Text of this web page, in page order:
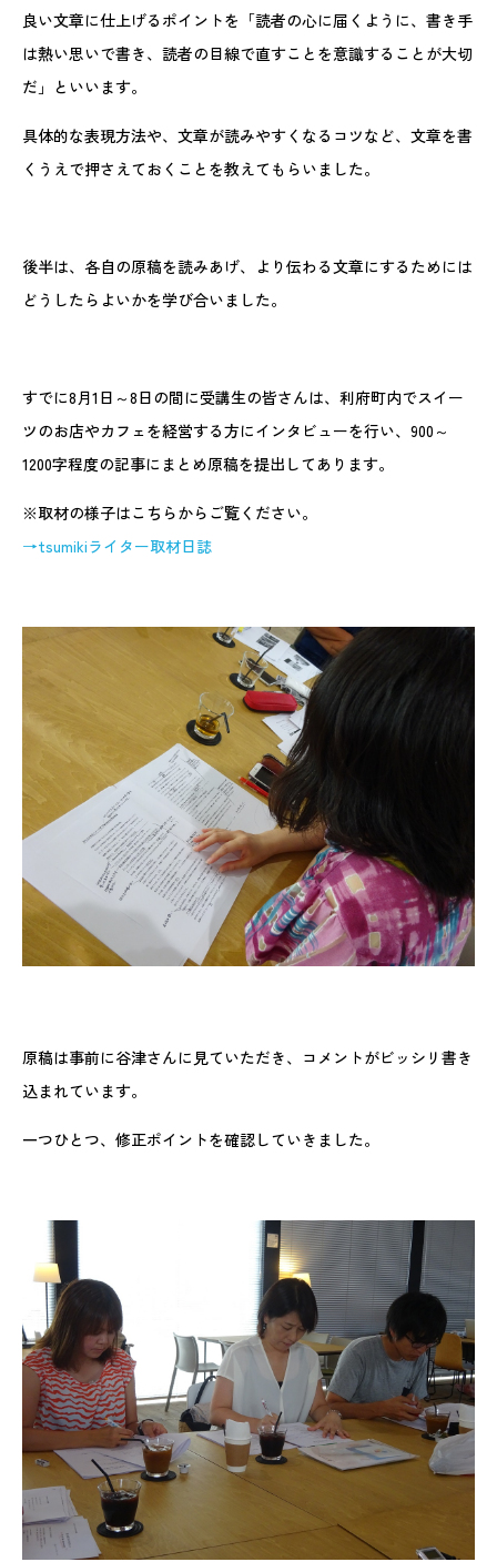
良い文章に仕上げるポイントを「読者の心に届くように、書き手
は熱い思いで書き、読者の目線で直すことを意識することが大切
だ」といいます。
具体的な表現方法や、文章が読みやすくなるコツなど、文章を書
くうえで押さえておくことを教えてもらいました。
後半は、各自の原稿を読みあげ、より伝わる文章にするためには
どうしたらよいかを学び合いました。
すでに8月1日～8日の間に受講生の皆さんは、利府町内でスイー
ツのお店やカフェを経営する方にインタビューを行い、900～
1200字程度の記事にまとめ原稿を提出してあります。
※取材の様子はこちらからご覧ください。
→tsumikiライター取材日誌
原稿は事前に谷津さんに見ていただき、コメントがビッシリ書き
込まれています。
一つひとつ、修正ポイントを確認していきました。